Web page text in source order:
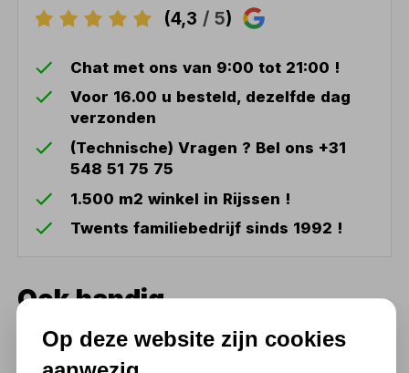
(4,3 / 5)
Chat met ons van 9:00 tot 21:00 !
Voor 16.00 u besteld, dezelfde dag
verzonden
(Technische) Vragen ? Bel ons +31
548 51 75 75
1.500 m2 winkel in Rijssen !
Twents familiebedrijf sinds 1992 !
Ook handig
Motorheftafel quadlift MW
Op deze website zijn cookies